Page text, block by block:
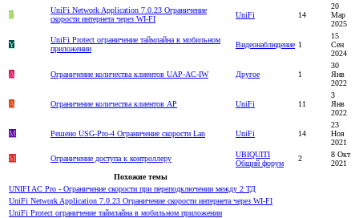
E
UniFi Network Application 7.0.23 Ограничение
скорости интернета через WI-FI
UniFi 14
20
Мар
2025
Y
UniFi Protect ограничение таймлайна в мобильном
приложении
Видеонаблюдение 1
15
Сен
2024
A Ограничение количества клиентов UAP-AC-IW Другое 1
30
Янв
2022
A Ограничение количества клиентов АР UniFi 11
3
Янв
2022
M Решено USG-Pro-4 Ограничение скорости Lan UniFi 14
23
Ноя
2021
M
Ограничение доступа к контроллеру
UBIQUITI
Общий форум
2
8 Окт
2021
Похожие темы
UNIFI AC Pro - Ограничение скорости при переподключении между 2 ТД
UniFi Network Application 7.0.23 Ограничение скорости интернета через WI-FI
UniFi Protect ограничение таймлайна в мобильном приложении